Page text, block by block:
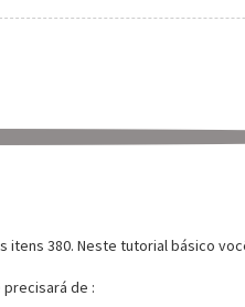
itens 380. Neste tutorial básico
de :